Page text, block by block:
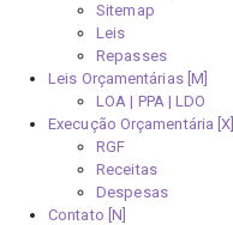
Sitemap
Leis
Repasses
Leis Orçamentárias [M]
LOA | PPA | LDO
Execução Orçamentária [X]
RGF
Receitas
Despesas
Contato [N]